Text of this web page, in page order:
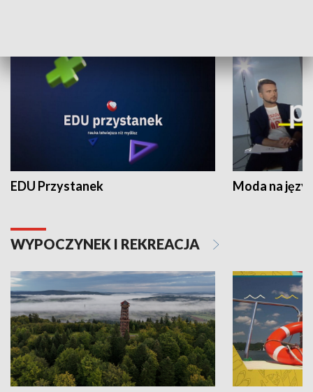
EDU Przystanek Moda na
WYPOCZYNEK I REKREACJA